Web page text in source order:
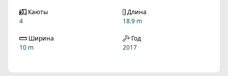
Каюты
4
Длина
18.9 m
Ширина
10 m
Год
2017